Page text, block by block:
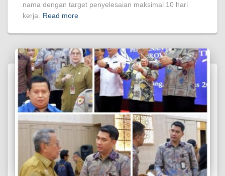
nama dengan target penyelesaian maksimal 10 hari
kerja. Read more